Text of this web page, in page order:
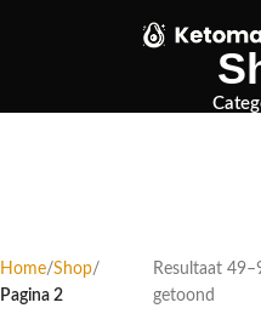
Home Shop
Pagina 2
Resultaat
getoond